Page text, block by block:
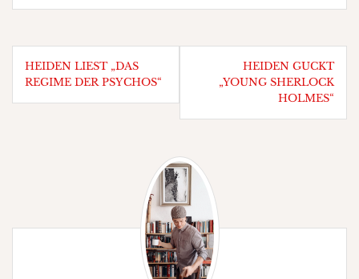
Beitragsnavigation
HEIDEN LIEST „DAS
REGIME DER PSYCHOS“
HEIDEN GUCKT
„YOUNG SHERLOCK
HOLMES“